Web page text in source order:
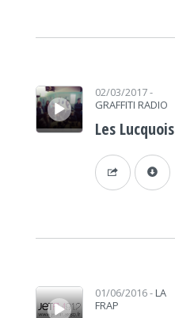
Lecteur audio 02/03/2017-
GRAFFITI RADIO
Les Lucquois
Lecteur audio 01/06/2016- LA
FRAP